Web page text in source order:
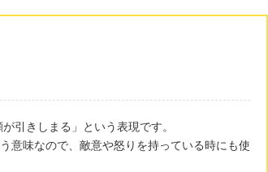
引きしまる」という表現です。
意味なので、敵意や怒りを持っている時にも使